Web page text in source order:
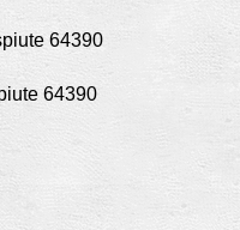
64390
64390